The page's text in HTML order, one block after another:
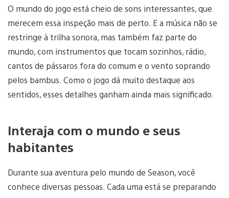
O mundo do jogo está cheio de sons interessantes, que
merecem essa inspeção mais de perto. E a música não se
restringe à trilha sonora, mas também faz parte do
mundo, com instrumentos que tocam sozinhos, rádio,
cantos de pássaros fora do comum e o vento soprando
pelos bambus. Como o jogo dá muito destaque aos
sentidos, esses detalhes ganham ainda mais significado.
Interaja com o mundo e seus
habitantes
Durante sua aventura pelo mundo de Season, você
conhece diversas pessoas. Cada uma está se preparando